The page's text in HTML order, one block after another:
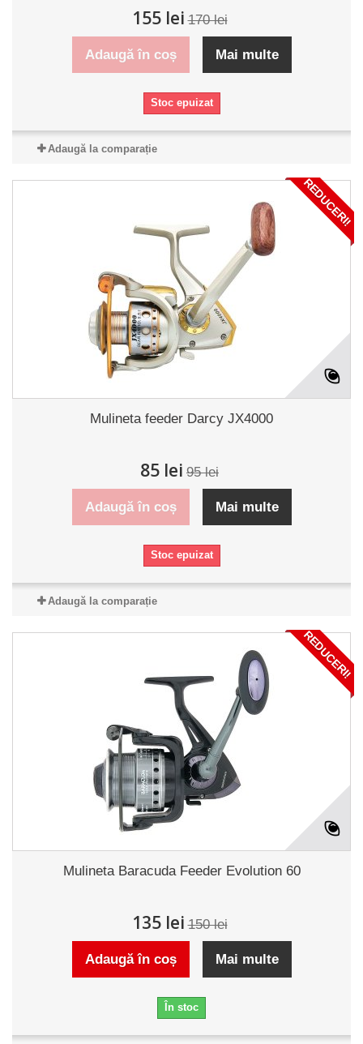
155 lei 170 lei
Adaugă în coș Mai multe
Stoc epuizat
Adaugă la comparație
REDUCERI!
Mulineta feeder Darcy JX4000
85 lei 95 lei
Adaugă în coș Mai multe
Stoc epuizat
Adaugă la comparație
REDUCERI!
Mulineta Baracuda Feeder Evolution 60
135 lei 150 lei
Adaugă în coș Mai multe
În stoc